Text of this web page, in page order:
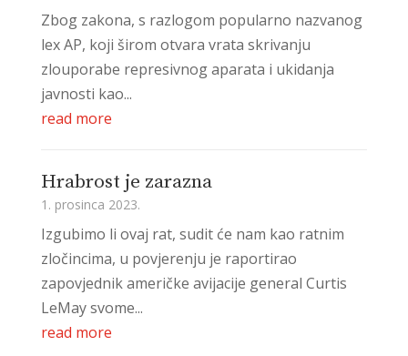
Zbog zakona, s razlogom popularno nazvanog
lex AP, koji širom otvara vrata skrivanju
zlouporabe represivnog aparata i ukidanja
javnosti kao...
read more
Hrabrost je zarazna
1. prosinca 2023.
Izgubimo li ovaj rat, sudit će nam kao ratnim
zločincima, u povjerenju je raportirao
zapovjednik američke avijacije general Curtis
LeMay svome...
read more